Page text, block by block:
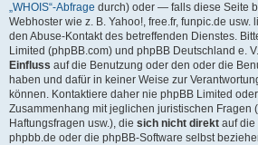
„WHOIS“-Abfrage durch) oder — falls diese Seite
Webhoster wie z. B. Yahoo!, free.fr, funpic.de
den Abuse-Kontakt des betreffenden Dienstes.
Limited (phpBB.com) und phpBB Deutschland e.
Einfluss auf die Benutzung oder den oder die
haben und dafür in keiner Weise zur
können. Kontaktiere daher nie phpBB Limited
Zusammenhang mit jeglichen juristischen Fragen
Haftungsfragen usw.), die sich nicht direkt auf die
phpbb.de oder die phpBB-Software selbst